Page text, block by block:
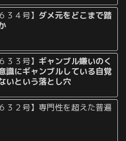
３４号】 ダメ元をどこまで踏
３３号】 ギャンブル嫌いのく
識にギャンブルしている自覚
いという落とし穴
３２号】専門性を超えた普遍